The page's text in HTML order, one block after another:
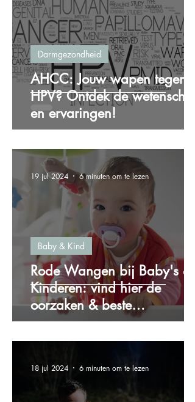
AHCC: Jouw wapen tegen
HPV? Ontdek de wetenschap
en ervaringen!
Darmgezondheid
Rode Wangen bij Baby's &
Kinderen: vind hier de
oorzaken & beste
oplossingen!
Baby & Kind
19 jul 2024 6 minuten om te lezen
18 jul 2024 6 minuten om te lezen